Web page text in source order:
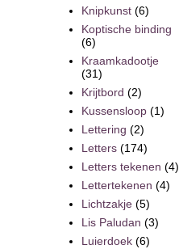
Knipkunst (6)
Koptische binding
(6)
Kraamkadootje
(31)
Krijtbord (2)
Kussensloop (1)
Lettering (2)
Letters (174)
Letters tekenen (4)
Lettertekenen (4)
Lichtzakje (5)
Lis Paludan (3)
Luierdoek (6)